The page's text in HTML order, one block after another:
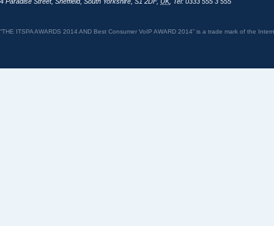
“THE ITSPA AWARDS 2014 AND Best Consumer VoIP AWARD 2014” is a trade mark of the